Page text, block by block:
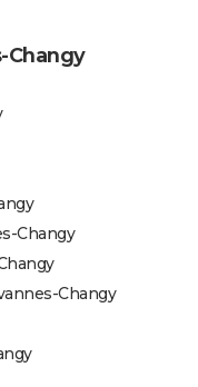
Changy
Changy
Changy